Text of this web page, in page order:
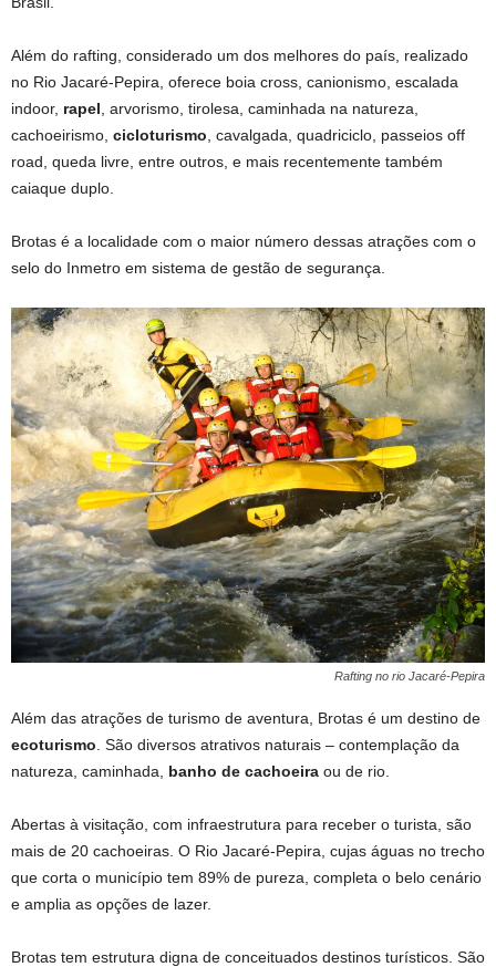
Além do rafting, considerado um dos melhores do país, realizado
no Rio Jacaré-Pepira, oferece boia cross, canionismo, escalada
indoor, rapel , arvorismo, tirolesa, caminhada na natureza,
cachoeirismo, cicloturismo , cavalgada, quadriciclo, passeios off
road, queda livre, entre outros, e mais recentemente também
caiaque duplo.
Brotas é a localidade com o maior número dessas atrações com o
selo do Inmetro em sistema de gestão de segurança.
Rafting no rio Jacaré-Pepira
Além das atrações de turismo de aventura, Brotas é um destino de
ecoturismo . São diversos atrativos naturais – contemplação da
natureza, caminhada, banho de cachoeira ou de rio.
Abertas à visitação, com infraestrutura para receber o turista, são
mais de 20 cachoeiras. O Rio Jacaré-Pepira, cujas águas no trecho
que corta o município tem 89% de pureza, completa o belo cenário
e amplia as opções de lazer.
Brotas tem estrutura digna de conceituados destinos turísticos. São